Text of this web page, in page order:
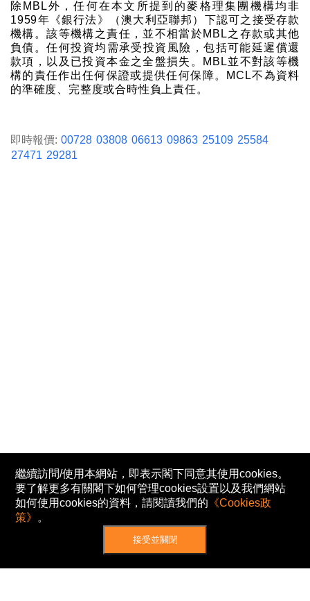
除MBL外，任何在本文所提到的麥格理集團機構均非
1959年《銀行法》（澳大利亞聯邦）下認可之接受存款
機構。該等機構之責任，並不相當於MBL之存款或其他
負債。任何投資均需承受投資風險，包括可能延遲償還
款項，以及已投資本金之全盤損失。MBL並不對該等機
構的責任作出任何保證或提供任何保障。MCL不為資料
的準確度、完整度或合時性負上責任。
即時報價: 00728 03808 06613 09863 25109 25584
27471 29281
繼續訪問/使用本網站，即表示閣下同意其使用cookies。
要了解更多有關閣下如何管理cookies設置以及我們網站
如何使用cookies的資料，請閱讀我們的 《Cookies政
策》 。
接受並關閉